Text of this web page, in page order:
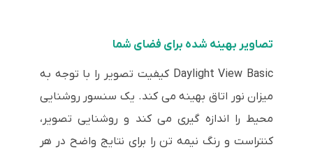
تصاویر بهینه شده برای فضای شما
Daylight View Basic کیفیت تصویر را با توجه به
میزان نور اتاق بهینه می کند. یک سنسور روشنایی
محیط را اندازه گیری می کند و روشنایی تصویر،
کنتراست و رنگ نیمه تن را برای نتایج واضح در هر